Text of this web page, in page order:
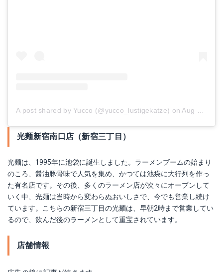
A post shared by Yucco (@yucco_lustigekatze) onAug 5, 2017 at 11:01pm PDT
光麺新宿南口店（新宿三丁目）
光麺は、1995年に池袋に誕生しました。ラーメンブームの始まり
のころ、醤油豚骨味で人気を集め、かつては池袋に大行列を作っ
た有名店です。その後、多くのラーメン店が次々にオープンして
いく中、光麺は当時から変わらぬおいしさで、今でも営業し続け
ています。こちらの新宿三丁目の光麺は、早朝2時まで営業してい
るので、飲んだ後のラーメンとして重宝されています。
店舗情報